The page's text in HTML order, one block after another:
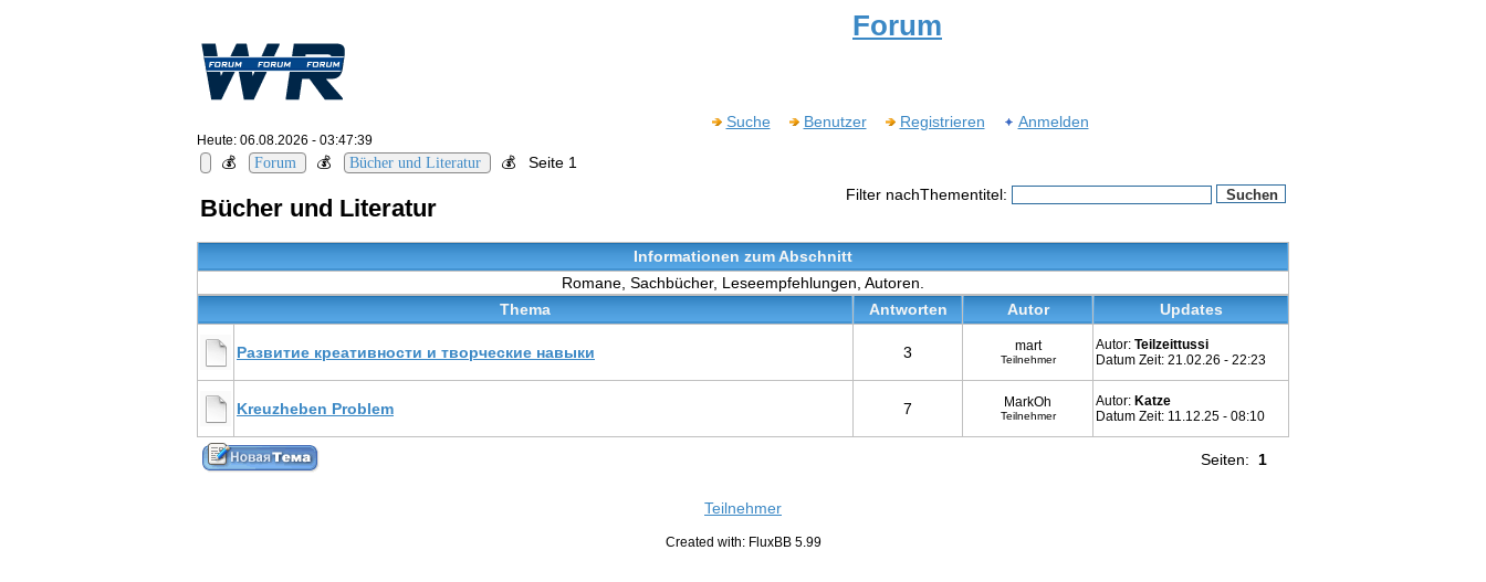
Forum
Suche Benutzer Registrieren Anmelden
Heute: 06.08.2026 - 03:47:39
💰 Forum 💰 Bücher und Literatur 💰 Seite 1
Bücher und Literatur Filter nachThementitel:
Informationen zum Abschnitt
Romane, Sachbücher, Leseempfehlungen, Autoren.
Thema
Antworten Autor Updates
Развитие креативности и творческие навыки 3 mart
Teilnehmer
Autor: Teilzeittussi
Datum Zeit: 21.02.26 - 22:23
Kreuzheben Problem 7 MarkOh
Teilnehmer
Autor: Katze
Datum Zeit: 11.12.25 - 08:10
Seiten: 1
Teilnehmer
Created with: FluxBB 5.99